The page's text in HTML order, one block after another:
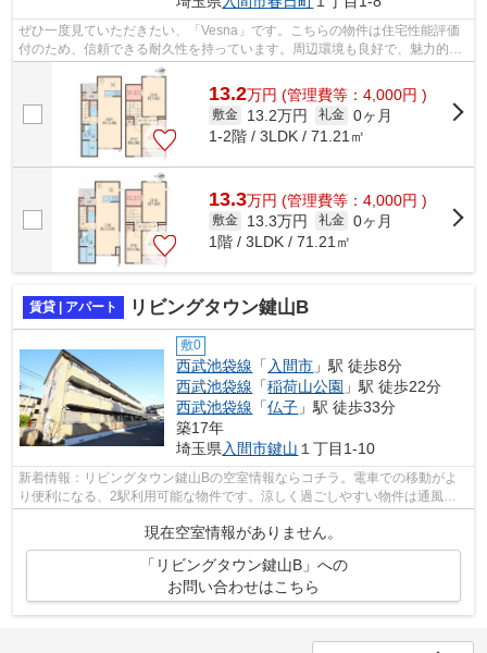
ぜひ一度見ていただきたい、「Vesna」です。こちらの物件は住宅性能評価
付のため、信頼できる耐久性を持っています。周辺環境も良好で、魅力的な
住環境のある、2026年築の物件です。テ...
13.2万円 (管理費等：4,000円 )
敷金 13.2万円 礼金 0ヶ月
1-2階 / 3LDK / 71.21㎡
13.3万円 (管理費等：4,000円 )
敷金 13.3万円 礼金 0ヶ月
1階 / 3LDK / 71.21㎡
賃貸 | アパート リビングタウン鍵山B
敷0
西武池袋線 「 入間市 」駅 徒歩8分
西武池袋線 「稲荷山公園 」駅 徒歩22分
西武池袋線 「仏子 」駅 徒歩33分
築17年
埼玉県 入間市鍵山 １丁目1-10
新着情報：リビングタウン鍵山Bの空室情報ならコチラ。電車での移動がよ
り便利になる、2駅利用可能な物件です。涼しく過ごしやすい物件は通風良
現在空室情報がありません。
「リビングタウン鍵山B」への
お問い合わせはこちら